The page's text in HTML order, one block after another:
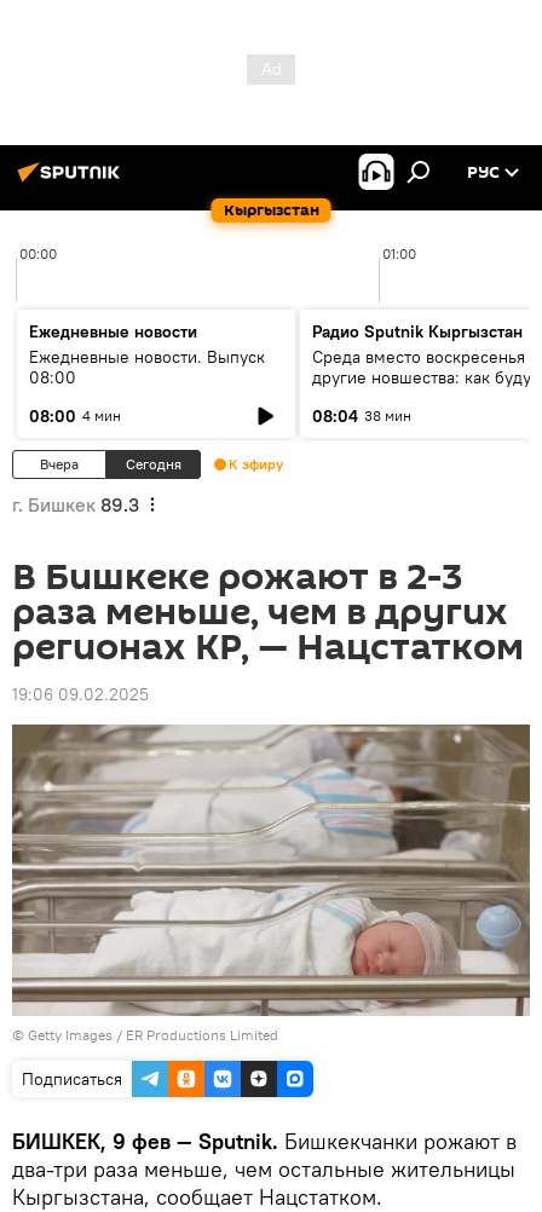
Кыргызстан
РУС
00:00 01:00
Ежедневные новости
Ежедневные новости. Выпуск
08:00
08:00 4 мин
Радио Sputnik Кыргызстан
Среда вместо воскресенья и
другие новшества: как будут
08:04 38 мин
Вчера Сегодня К эфиру
г. Бишкек 89.3
В Бишкеке рожают в 2-3
раза меньше, чем в других
регионах КР, — Нацстатком
19:06 09.02.2025
© Getty Images / ER Productions Limited
Подписаться
БИШКЕК, 9 фев — Sputnik. Бишкекчанки рожают в
два-три раза меньше, чем остальные жительницы
Кыргызстана, сообщает Нацстатком.